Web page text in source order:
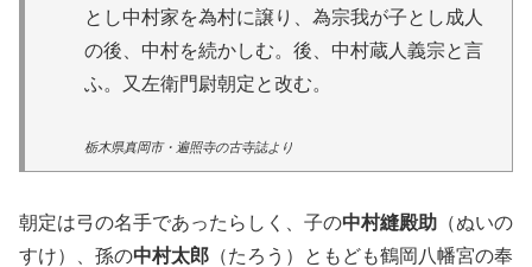
とし中村家を為村に譲り、為宗我が子とし成人
の後、中村を続かしむ。後、中村蔵人義宗と言
ふ。又左衛門尉朝定と改む。
栃木県真岡市・遍照寺の古寺誌より
朝定は弓の名手であったらしく、子の中村縫殿助 （ぬいの
すけ）、孫の中村太郎 （たろう）ともども鶴岡八幡宮の奉